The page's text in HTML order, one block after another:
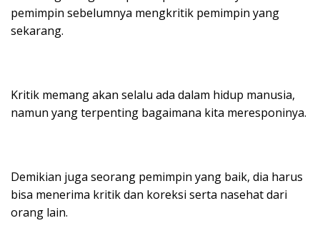
pemimpin sebelumnya mengkritik pemimpin yang
sekarang.
Kritik memang akan selalu ada dalam hidup manusia,
namun yang terpenting bagaimana kita meresponinya.
Demikian juga seorang pemimpin yang baik, dia harus
bisa menerima kritik dan koreksi serta nasehat dari
orang lain.